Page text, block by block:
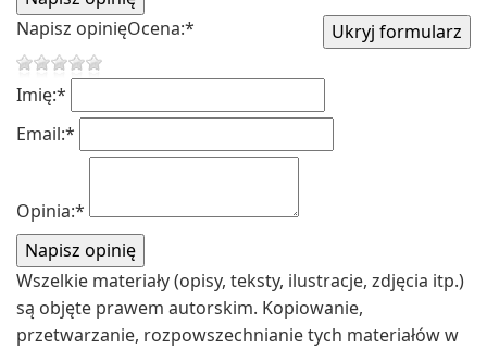
Napisz opinięOcena:*
Imię:*
Email:*
Opinia:*
Wszelkie materiały (opisy, teksty, ilustracje, zdjęcia itp.)
są objęte prawem autorskim. Kopiowanie,
przetwarzanie, rozpowszechnianie tych materiałów w